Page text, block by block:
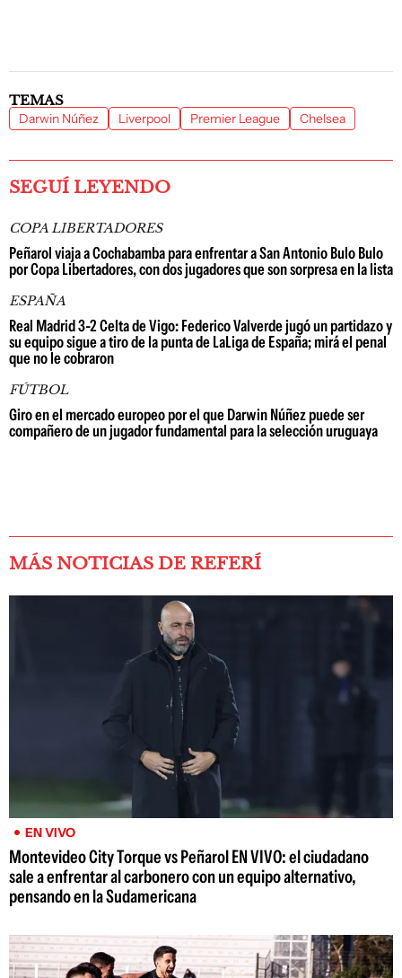
TEMAS
Darwin Núñez Liverpool Premier League Chelsea
SEGUÍ LEYENDO
COPA LIBERTADORES
Peñarol viaja a Cochabamba para enfrentar a San Antonio Bulo Bulo
por Copa Libertadores, con dos jugadores que son sorpresa en la lista
ESPAÑA
Real Madrid 3-2 Celta de Vigo: Federico Valverde jugó un partidazo y
su equipo sigue a tiro de la punta de LaLiga de España; mirá el penal
que no le cobraron
FÚTBOL
Giro en el mercado europeo por el que Darwin Núñez puede ser
compañero de un jugador fundamental para la selección uruguaya
MÁS NOTICIAS DE REFERÍ
EN VIVO
Montevideo City Torque vs Peñarol EN VIVO: el ciudadano
sale a enfrentar al carbonero con un equipo alternativo,
pensando en la Sudamericana